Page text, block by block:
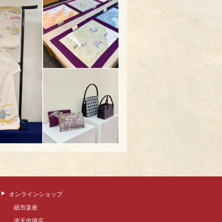
オンラインショップ
紙市楽座